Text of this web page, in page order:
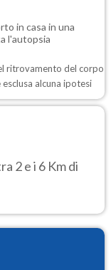
in casa in una
l'autopsia
ritrovamento del corpo
alcuna ipotesi
2 e i 6 Km di